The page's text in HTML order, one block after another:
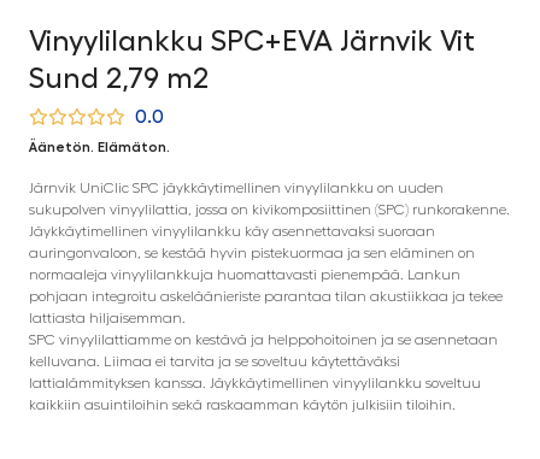
Vinyylilankku SPC+EVA Järnvik Vit
Sund 2,79 m2
0.0
Äänetön. Elämäton.
Järnvik UniClic SPC jäykkäytimellinen vinyylilankku on uuden
sukupolven vinyylilattia, jossa on kivikomposiittinen (SPC) runkorakenne.
Jäykkäytimellinen vinyylilankku käy asennettavaksi suoraan
auringonvaloon, se kestää hyvin pistekuormaa ja sen eläminen on
normaaleja vinyylilankkuja huomattavasti pienempää. Lankun
pohjaan integroitu askeläänieriste parantaa tilan akustiikkaa ja tekee
lattiasta hiljaisemman.
SPC vinyylilattiamme on kestävä ja helppohoitoinen ja se asennetaan
kelluvana. Liimaa ei tarvita ja se soveltuu käytettäväksi
lattialämmityksen kanssa. Jäykkäytimellinen vinyylilankku soveltuu
kaikkiin asuintiloihin sekä raskaamman käytön julkisiin tiloihin.